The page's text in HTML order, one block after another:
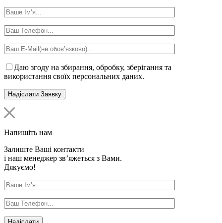
Даю згоду на збирання, обробку, зберігання та
використання своїх персональних даних.
Напишіть нам
Залиште Ваші контакти
і наш менеджер зв’яжеться з Вами.
Дякуємо!